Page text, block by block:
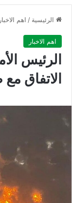
الرئيسية / اهم الاخبار
اهم الاخبار
الرئيس
الاتفاق